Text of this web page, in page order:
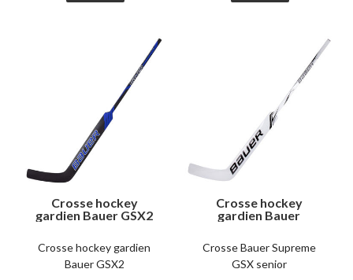
Crosse hockey
gardien Bauer GSX2
Crosse hockey gardien
Bauer GSX2
Crosse hockey
gardien Bauer
Crosse Bauer Supreme
GSX senior